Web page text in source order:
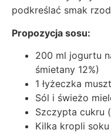
podkreślać smak
Propozycja sosu:
200 ml jogurtu
śmietany 12%)
1 łyżeczka
Sól i świeżo
Szczypta cukru
Kilka kropli